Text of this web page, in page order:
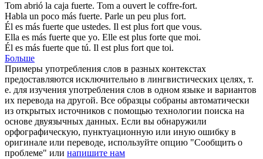
Tom abrió la caja fuerte. Tom a ouvert le coffre-fort.
Habla un poco más fuerte. Parle un peu plus fort.
Él es más fuerte que ustedes. Il est plus fort que vous.
Ella es más fuerte que yo. Elle est plus forte que moi.
Él es más fuerte que tú. Il est plus fort que toi.
Больше
Примеры употребления слов в разных контекстах
предоставляются исключительно в лингвистических целях, т.
е. для изучения употребления слов в одном языке и вариантов
их перевода на другой. Все образцы собраны автоматически
из открытых источников с помощью технологии поиска на
основе двуязычных данных. Если вы обнаружили
орфографическую, пунктуационную или иную ошибку в
оригинале или переводе, используйте опцию "Сообщить о
проблеме" или напишите нам